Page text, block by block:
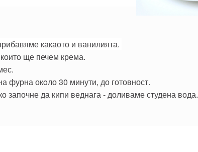
какаото и ванилията.
ще печем крема.
окoло 30 минути, до готовност.
да кипи веднага - доливаме студена вода.